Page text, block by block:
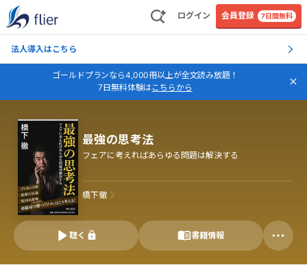
ログイン 会員登録 7日間無料
法人導入はこちら
ゴールドプランなら4,000冊以上が全文読み放題！
7日無料体験はこちらから
最強の思考法
フェアに考えればあらゆる問題は解決する
橋下徹
聴く 書籍情報